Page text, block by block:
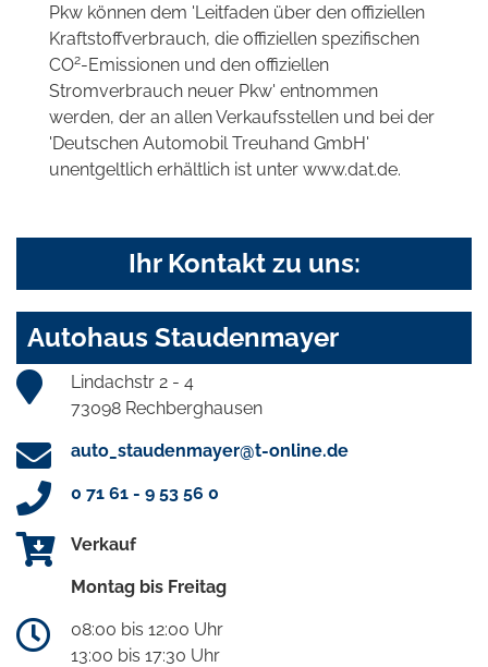
Pkw können dem 'Leitfaden über den offiziellen
Kraftstoffverbrauch, die offiziellen spezifischen
CO2-Emissionen und den offiziellen
Stromverbrauch neuer Pkw' entnommen
werden, der an allen Verkaufsstellen und bei der
'Deutschen Automobil Treuhand GmbH'
unentgeltlich erhältlich ist unter www.dat.de.
Ihr Kontakt zu uns:
Autohaus Staudenmayer
Lindachstr 2 - 4
73098 Rechberghausen
auto_staudenmayer@t-online.de
0 71 61 - 9 53 56 0
Verkauf
Montag bis Freitag
08:00 bis 12:00 Uhr
13:00 bis 17:30 Uhr